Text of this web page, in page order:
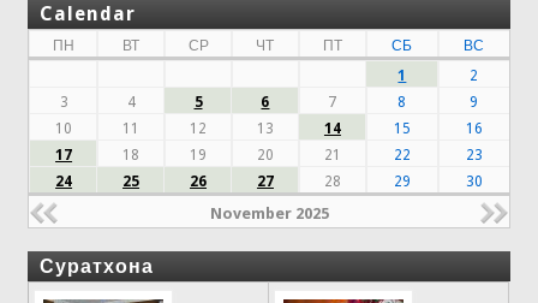
Calendar
ПН ВТ СР ЧТ ПТ СБ
ВС
1
2
3
4 5 6 7 8
9
10
11 12 13 14 15
16
17
18 19 20 21 22
23
24
25 26 27 28 29 30
November 2025
Суратхона